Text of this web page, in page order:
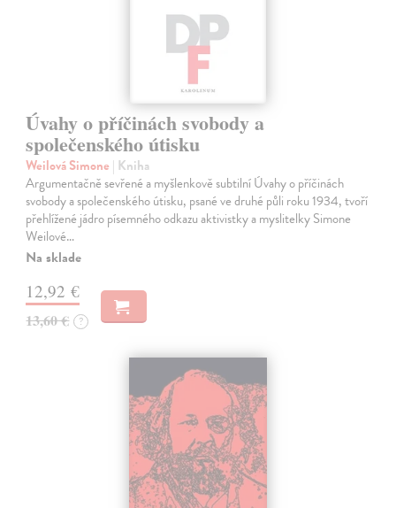
Úvahy o příčinách svobody a
společenského útisku
Weilová Simone | Kniha
Argumentačně sevřené a myšlenkově subtilní Úvahy o příčinách
svobody a společenského útisku, psané ve druhé půli roku 1934, tvoří
přehlížené jádro písemného odkazu aktivistky a myslitelky Simone
Weilové…
Na sklade
12,92 €
13,60 € ?